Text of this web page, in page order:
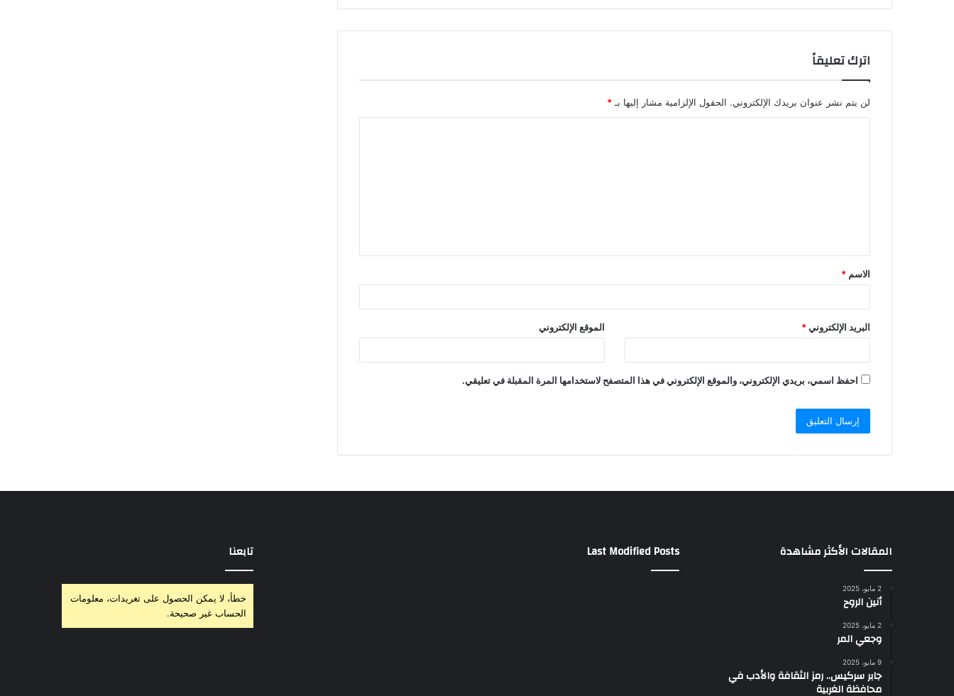
اترك تعليقاً
لن يتم نشر عنوان بريدك الإلكتروني. الحقول الإلزامية مشار إليها بـ*
الاسم *
البريد الإلكتروني* الموقع الإلكتروني
احفظ اسمي، بريدي الإلكتروني، والموقع الإلكتروني في هذا المتصفح لاستخدامها المرة المقبلة في تعليقي.
المقالات الأكثر مشاهدة
2 مايو، 2025
أنين الروح
2 مايو، 2025
وجعي المر
9 مايو، 2025
جابر سركيس.. رمز الثقافة والأدب في
محافظة الغربية
Last Modified Posts تابعنا
خطأ، لا يمكن الحصول على تغريدات، معلومات
الحساب غير صحيحة.